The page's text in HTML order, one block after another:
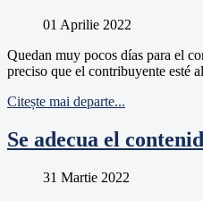
01 Aprilie 2022
Quedan muy pocos días para el
preciso que el contribuyente esté
Citește mai departe...
Se adecua el
31 Martie 2022